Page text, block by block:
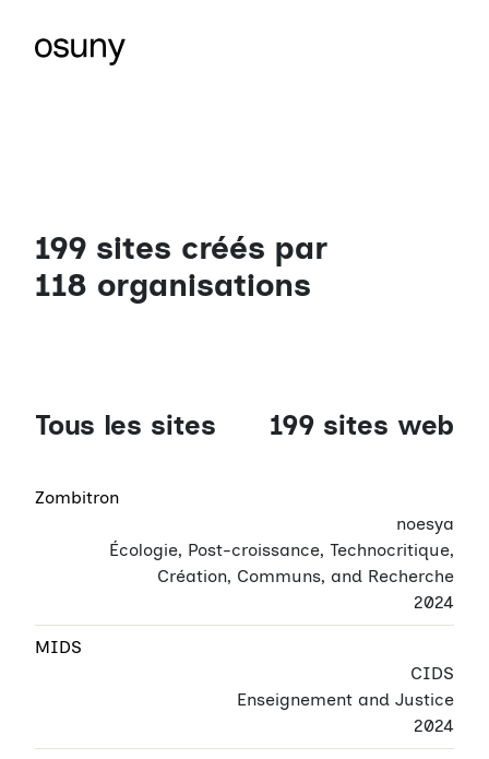
199 sites créés par
118 organisations
Tous les sites 199 sites web
Zombitron
noesya
Écologie, Post-croissance, Technocritique,
Création, Communs, and Recherche
2024
MIDS
CIDS
Enseignement and Justice
2024